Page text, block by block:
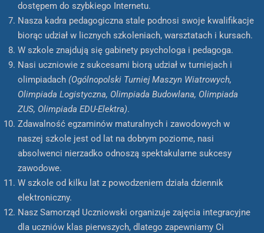
dostępem do szybkiego Internetu.
Nasza kadra pedagogiczna stale podnosi swoje kwalifikacje
biorąc udział w licznych szkoleniach, warsztatach i kursach.
W szkole znajdują się gabinety psychologa i pedagoga.
Nasi uczniowie z sukcesami biorą udział w turniejach i
olimpiadach (Ogólnopolski Turniej Maszyn Wiatrowych,
Olimpiada Logistyczna, Olimpiada Budowlana, Olimpiada
ZUS, Olimpiada EDU-Elektra).
Zdawalność egzaminów maturalnych i zawodowych w
naszej szkole jest od lat na dobrym poziome, nasi
absolwenci nierzadko odnoszą spektakularne sukcesy
zawodowe.
W szkole od kilku lat z powodzeniem działa dziennik
elektroniczny.
Nasz Samorząd Uczniowski organizuje zajęcia integracyjne
dla uczniów klas pierwszych, dlatego zapewniamy Ci